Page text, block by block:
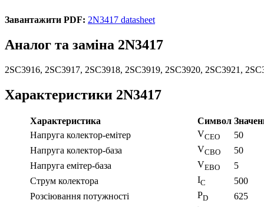
Завантажити PDF: 2N3417 datasheet
Аналог та заміна 2N3417
2SC3916, 2SC3917, 2SC3918, 2SC3919, 2SC3920, 2SC3921,
Характеристики 2N3417
Характеристика Символ
Напруга колектор-емітер
VCEO 50
Напруга колектор-база
VCBO 50
Напруга емітер-база
VEBO 5
Струм колектора
IC 500
Розсіювання потужності
PD 625